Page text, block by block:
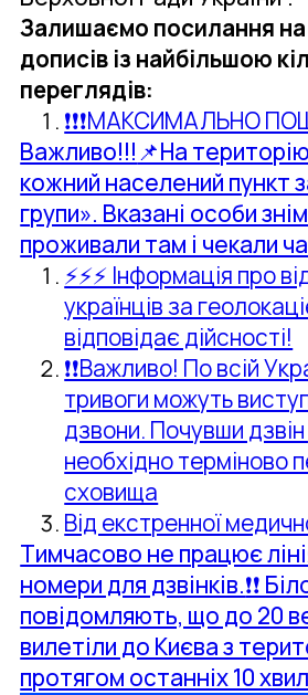
Залишаємо посилання на
дописів із найбільшою
переглядів:
❗️❗️❗️МАКСИМАЛЬНО
Важливо!!!📌На
кожний населений пункт
групи». Вказані особи
проживали там і чекали
⚡️⚡️⚡️ Інформація про
українців за
відповідає дійсності!
❗️❗️Важливо! По всій
тривоги можуть
дзвони. Почувши дзвін
необхідно терміново
сховища
Від екстренної
Тимчасово не працює
номери для дзвінків.❗️❗️
повідомляють, що до 20
вилетіли до Києва з
протягом останніх 10